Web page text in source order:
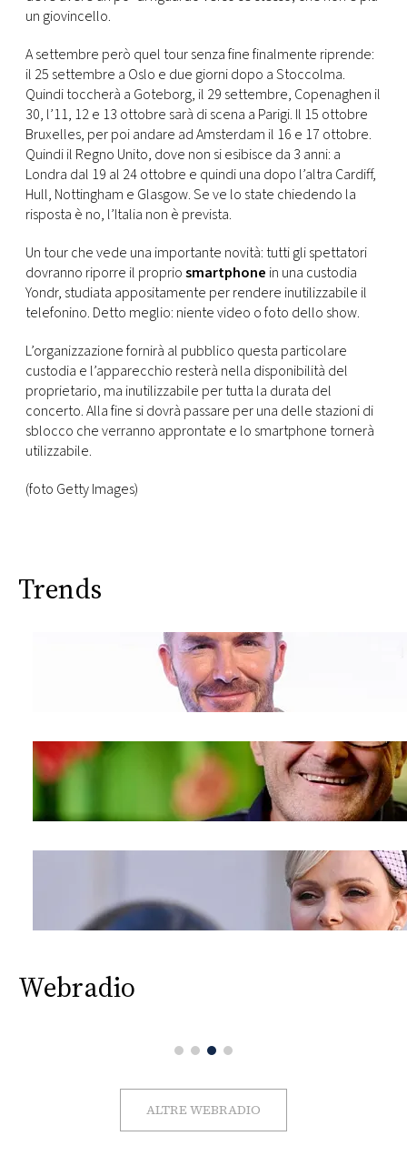
CONSIGLIA
un giovincello.
A settembre però quel tour senza fine finalmente riprende:
il 25 settembre a Oslo e due giorni dopo a Stoccolma.
Quindi toccherà a Goteborg, il 29 settembre, Copenaghen il
30, l’11, 12 e 13 ottobre sarà di scena a Parigi. Il 15 ottobre
Bruxelles, per poi andare ad Amsterdam il 16 e 17 ottobre.
Quindi il Regno Unito, dove non si esibisce da 3 anni: a
Londra dal 19 al 24 ottobre e quindi una dopo l’altra Cardiff,
Hull, Nottingham e Glasgow. Se ve lo state chiedendo la
risposta è no, l’Italia non è prevista.
Un tour che vede una importante novità: tutti gli spettatori
dovranno riporre il propriosmartphone in una custodia
Yondr, studiata appositamente per rendere inutilizzabile il
telefonino. Detto meglio: niente video o foto dello show.
L’organizzazione fornirà al pubblico questa particolare
custodia e l’apparecchio resterà nella disponibilità del
proprietario, ma inutilizzabile per tutta la durata del
concerto. Alla fine si dovrà passare per una delle stazioni di
sblocco che verranno approntate e lo smartphone tornerà
utilizzabile.
(foto Getty Images)
Trends
Webradio
ALTRE WEBRADIO